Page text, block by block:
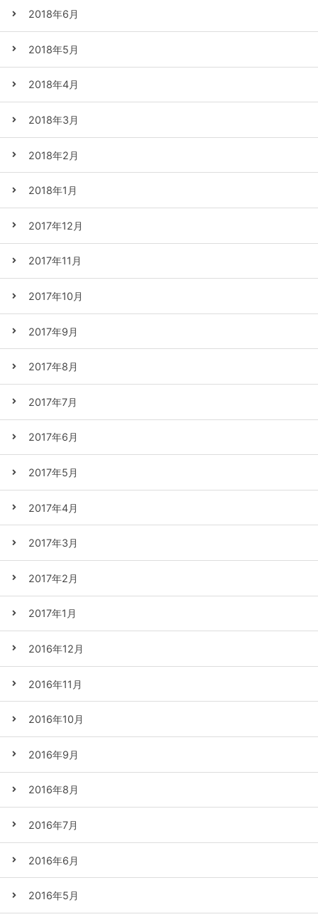
2018年6月
2018年5月
2018年4月
2018年3月
2018年2月
2018年1月
2017年12月
2017年11月
2017年10月
2017年9月
2017年8月
2017年7月
2017年6月
2017年5月
2017年4月
2017年3月
2017年2月
2017年1月
2016年12月
2016年11月
2016年10月
2016年9月
2016年8月
2016年7月
2016年6月
2016年5月